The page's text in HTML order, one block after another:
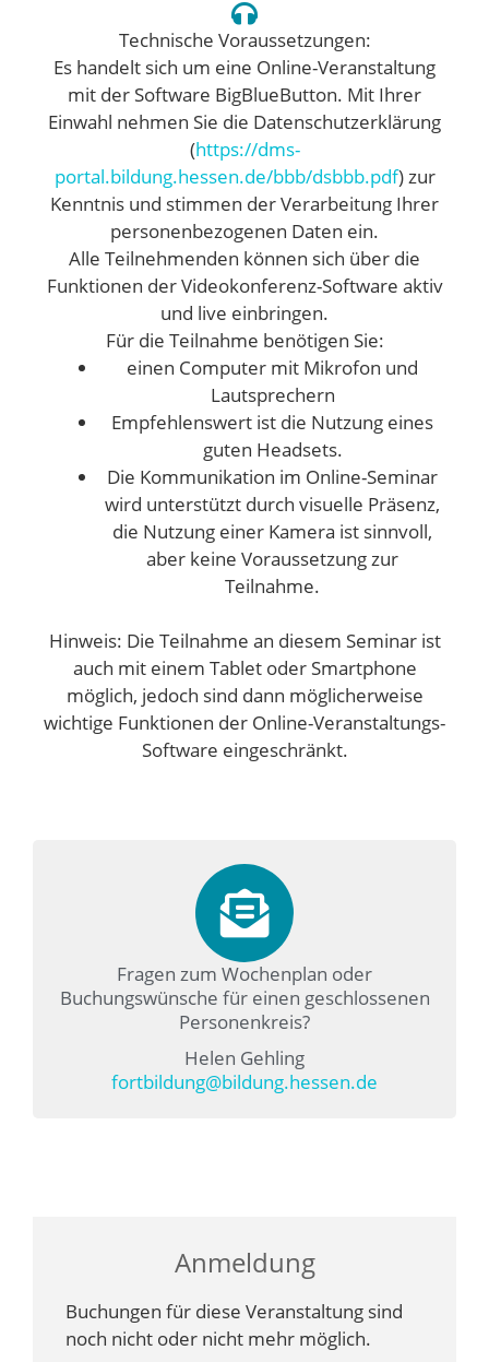
Technische Voraussetzungen:
Es handelt sich um eine Online-Veranstaltung
mit der Software BigBlueButton. Mit Ihrer
Einwahl nehmen Sie die Datenschutzerklärung
(https://dms-
portal.bildung.hessen.de/bbb/dsbbb.pdf) zur
Kenntnis und stimmen der Verarbeitung Ihrer
personenbezogenen Daten ein.
Alle Teilnehmenden können sich über die
Funktionen der Videokonferenz-Software aktiv
und live einbringen.
Für die Teilnahme benötigen Sie:
einen Computer mit Mikrofon und
Lautsprechern
Empfehlenswert ist die Nutzung eines
guten Headsets.
Die Kommunikation im Online-Seminar
wird unterstützt durch visuelle Präsenz,
die Nutzung einer Kamera ist sinnvoll,
aber keine Voraussetzung zur
Teilnahme.
Hinweis: Die Teilnahme an diesem Seminar ist
auch mit einem Tablet oder Smartphone
möglich, jedoch sind dann möglicherweise
wichtige Funktionen der Online-Veranstaltungs-
Software eingeschränkt.
Fragen zum Wochenplan oder
Buchungswünsche für einen geschlossenen
Personenkreis?
Helen Gehling
fortbildung@bildung.hessen.de
Anmeldung
Buchungen für diese Veranstaltung sind
noch nicht oder nicht mehr möglich.